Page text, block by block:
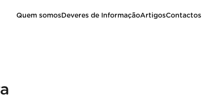
Quem somosDeveres de InformaçãoArtigosContactos